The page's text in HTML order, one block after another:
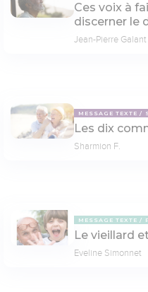
Ces voix à
discerner le
Jean-Pierre Galant
MESSAGE TEXTE
Les dix
Sharmion F.
MESSAGE TEXTE
Le vieillard
Eveline Simonnet